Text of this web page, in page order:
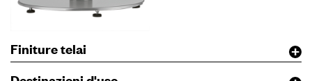
Finiture telai